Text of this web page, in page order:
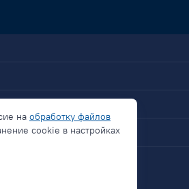
на обработку файлов
cookie в настройках